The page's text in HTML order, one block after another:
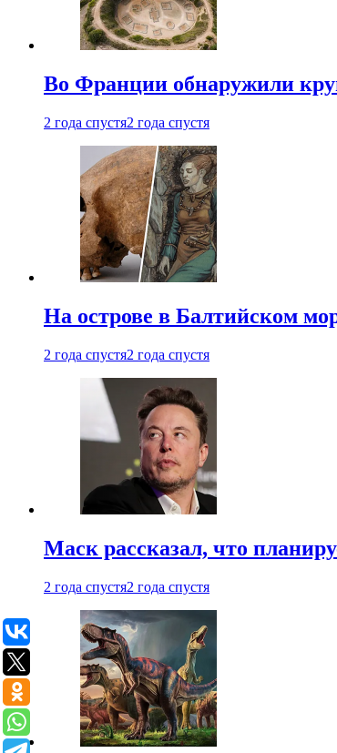
Во Франции обнаружили
2 года спустя2 года спустя
На острове в Балтийском
2 года спустя2 года спустя
Маск рассказал, что
2 года спустя2 года спустя